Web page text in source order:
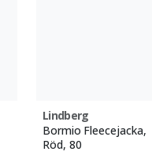
Lindberg
Bormio Fleecejacka,
Röd, 80